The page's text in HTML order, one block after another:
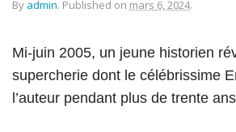
By admin. Published on mars 6, 2024.
Mi-juin 2005, un jeune historien
supercherie dont le célébrissime
l’auteur pendant plus de trente